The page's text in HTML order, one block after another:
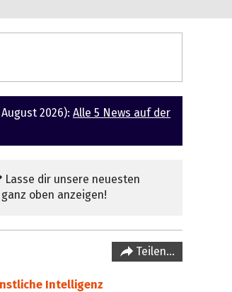
2026): Alle 5 News auf der
Lasse dir unsere neuesten
oben anzeigen!
Teilen…
Intelligenz